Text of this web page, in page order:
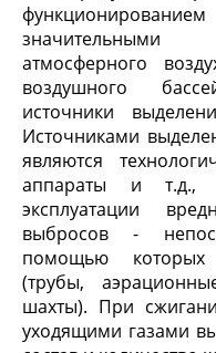
значительными
атмосферного
воздушного
источники
Источниками
являются
аппараты и т.д.,
эксплуатации
выбросов -
помощью которых
(трубы,
шахты). При
уходящими газами